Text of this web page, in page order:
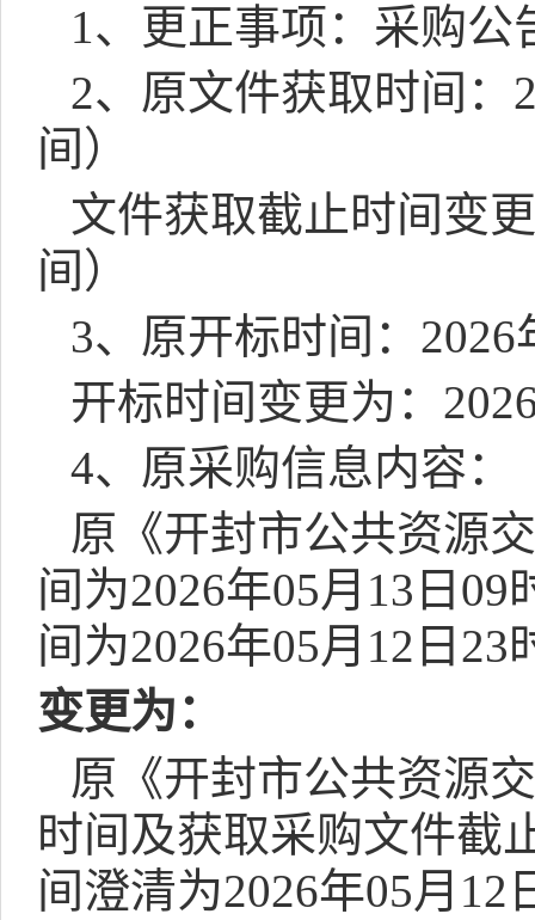
1、更正事项：采购公
2、原文件获取时间：
间）
文件获取截止时间变
间）
3、原开标时间： 2026
开标时间变更为：
4、原采购信息内容：
原《开封市公共资源
间为2026年05月 13 日 09
间为2026年05月 12 日 23
变更为：
原《开封市公共资源
时间及获取采购文件截
间澄清为2026年05月 12